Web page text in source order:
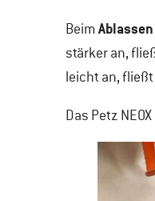
BeimAblassen
stärker an,
leicht an,
Das Petz